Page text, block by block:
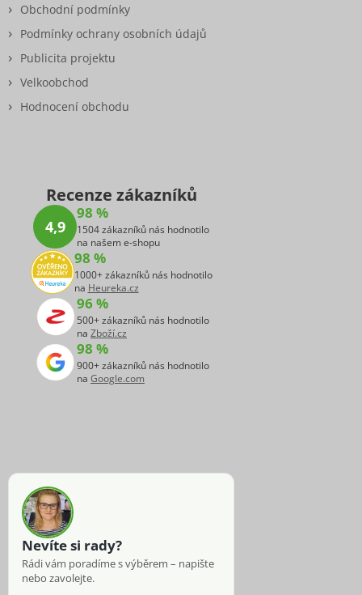
Obchodní podmínky
Podmínky ochrany osobních údajů
Publicita projektu
Velkoobchod
Hodnocení obchodu
Recenze zákazníků
4,9
98 %
1504 zákazníků nás hodnotilo
na našem e-shopu
98 %
1000+ zákazníků nás hodnotilo
na Heureka.cz
96 %
500+ zákazníků nás hodnotilo
na Zboží.cz
98 %
900+ zákazníků nás hodnotilo
na Google.com
Nevíte si rady?
Rádi vám poradíme s výběrem – napište
nebo zavolejte.